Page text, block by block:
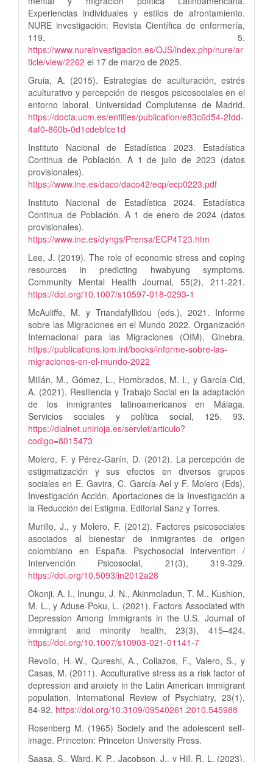
Experiencias individuales y estilos de afrontamiento.
NURE investigación: Revista Científica de enfermería,
119, 5.
https://www.nureinvestigacion.es/OJS/index.php/nure/ar
ticle/view/2262 el 17 de marzo de 2025.
Gruia, A. (2015). Estrategias de aculturación, estrés
aculturativo y percepción de riesgos psicosociales en el
entorno laboral. Universidad Complutense de Madrid.
https://docta.ucm.es/entities/publication/e83c6d54-2fdd-
4af0-860b-0d1cdebfce1d
Instituto Nacional de Estadística 2023. Estadística
Continua de Población. A 1 de julio de 2023 (datos
provisionales).
https://www.ine.es/daco/daco42/ecp/ecp0223.pdf
Instituto Nacional de Estadística 2024. Estadística
Continua de Población. A 1 de enero de 2024 (datos
provisionales).
https://www.ine.es/dyngs/Prensa/ECP4T23.htm
Lee, J. (2019). The role of economic stress and coping
resources in predicting hwabyung symptoms.
Community Mental Health Journal, 55(2), 211-221.
https://doi.org/10.1007/s10597-018-0293-1
McAuliffe, M. y Triandafyllidou (eds.), 2021. Informe
sobre las Migraciones en el Mundo 2022. Organización
Internacional para las Migraciones (OIM), Ginebra.
https://publications.iom.int/books/informe-sobre-las-
migraciones-en-el-mundo-2022
Millán, M., Gómez, L., Hombrados, M. I., y García-Cid,
A. (2021). Resiliencia y Trabajo Social en la adaptación
de los inmigrantes latinoamericanos en Málaga.
Servicios sociales y política social, 125. 93.
https://dialnet.unirioja.es/servlet/articulo?
codigo=8015473
Molero, F. y Pérez-Garín, D. (2012). La percepción de
estigmatización y sus efectos en diversos grupos
sociales en E. Gavira, C. García-Ael y F. Molero (Eds),
Investigación Acción. Aportaciones de la Investigación a
la Reducción del Estigma. Editorial Sanz y Torres.
Murillo, J., y Molero, F. (2012). Factores psicosociales
asociados al bienestar de inmigrantes de origen
colombiano en España. Psychosocial Intervention /
Intervención Psicosocial, 21(3), 319-329.
https://doi.org/10.5093/in2012a28
Okonji, A. I., Inungu, J. N., Akinmoladun, T. M., Kushion,
M. L., y Aduse-Poku, L. (2021). Factors Associated with
Depression Among Immigrants in the U.S. Journal of
immigrant and minority health, 23(3), 415–424.
https://doi.org/10.1007/s10903-021-01141-7
Revollo, H.-W., Qureshi, A., Collazos, F., Valero, S., y
Casas, M. (2011). Acculturative stress as a risk factor of
depression and anxiety in the Latin American immigrant
population. International Review of Psychiatry, 23(1),
84-92. https://doi.org/10.3109/09540261.2010.545988
Rosenberg M. (1965) Society and the adolescent self-
image. Princeton: Princeton University Press.
Saasa, S., Ward, K. P., Jacobson, J., y Hill, R. L. (2023).